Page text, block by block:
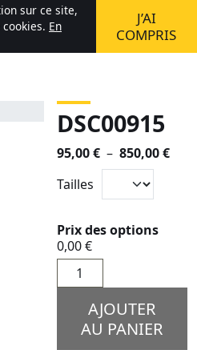
Mon compte Mon panier
DSC00915
95,00€ – 850,00€
Tailles
Prix des options
0,00 €
quantité
de
DSC00915
AJOUTER
AU PANIER
sur ce site,
En
J’AI
COMPRIS